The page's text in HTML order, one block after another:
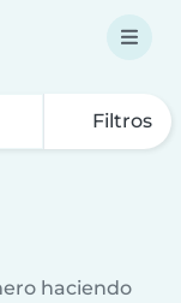
Filtros
haciendo